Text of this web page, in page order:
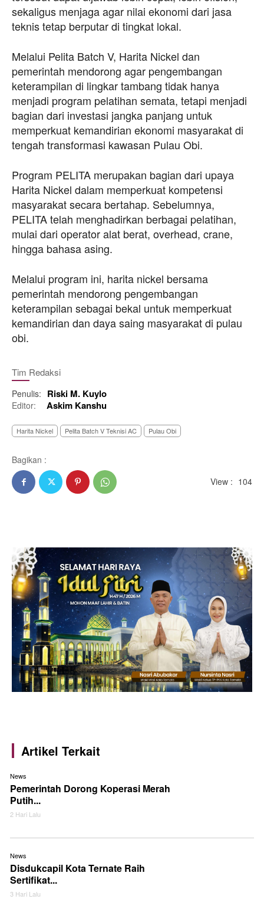
sekaligus menjaga agar nilai ekonomi dari jasa
teknis tetap berputar di tingkat lokal.
Melalui Pelita Batch V, Harita Nickel dan
pemerintah mendorong agar pengembangan
keterampilan di lingkar tambang tidak hanya
menjadi program pelatihan semata, tetapi menjadi
bagian dari investasi jangka panjang untuk
memperkuat kemandirian ekonomi masyarakat di
tengah transformasi kawasan Pulau Obi.
Program PELITA merupakan bagian dari upaya
Harita Nickel dalam memperkuat kompetensi
masyarakat secara bertahap. Sebelumnya,
PELITA telah menghadirkan berbagai pelatihan,
mulai dari operator alat berat, overhead, crane,
hingga bahasa asing.
Melalui program ini, harita nickel bersama
pemerintah mendorong pengembangan
keterampilan sebagai bekal untuk memperkuat
kemandirian dan daya saing masyarakat di pulau
obi.
Tim Redaksi
Penulis: Riski M. Kuylo
Editor: Askim Kanshu
Harita Nickel Pelita Batch V Teknisi AC Pulau Obi
Bagikan :
View : 104
Artikel Terkait
News
Pemerintah Dorong Koperasi Merah
Putih...
2 Hari Lalu
News
Disdukcapil Kota Ternate Raih
Sertifikat...
3 Hari Lalu